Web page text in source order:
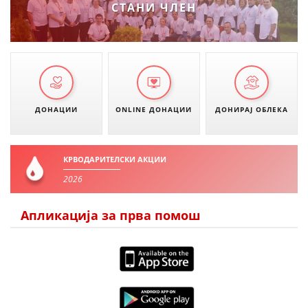
ДИСЕМИНАЦИЈА
MЕЃУНАРОДНО ХУМАНИТАРНО ПРАВО
ПРОМОЦИЈА НА ХУМАНИ ВРЕДНОСТИ
УПОТРЕБА И ЗАШТИТА НА АМБЛЕМОТ
КАКО ДА ДОНИРАТЕ
ПОДГОТВЕНОСТ И ДЕЈСТВО ПРИ КАТАСТРОФИ
ПРОЕКТИ – ПОДГОТВЕНОСТ И ДЕЈСТВУВАЊЕ ПРИ КАТАСТРОФИ
ОДНОСИ СО ЈАВНОСТ
МЕЃУНАРОДНА СОРАБОТКА
СТАНИ ЧЛЕН
ДОНАЦИИ ONLINE ДОНАЦИИ ДОНИРАЈ ОБЛЕКА
КРВОДАРИТЕЛСКИ АКЦИИ
2026
Апликација за прва помош